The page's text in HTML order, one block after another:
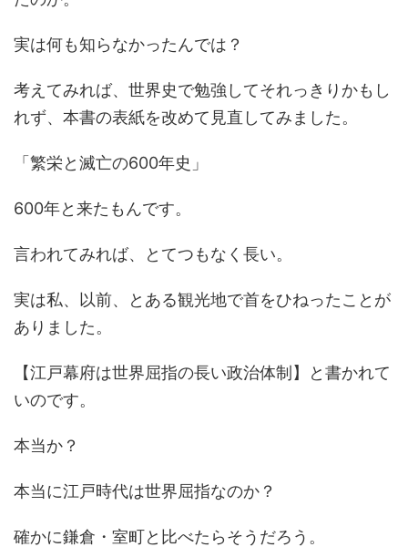
実は何も知らなかったんでは？
考えてみれば、世界史で勉強してそれっきりかもし
れず、本書の表紙を改めて見直してみました。
「繁栄と滅亡の600年史」
600年と来たもんです。
言われてみれば、とてつもなく長い。
実は私、以前、とある観光地で首をひねったことが
ありました。
【江戸幕府は世界屈指の長い政治体制】と書かれて
いのです。
本当か？
本当に江戸時代は世界屈指なのか？
確かに鎌倉・室町と比べたらそうだろう。